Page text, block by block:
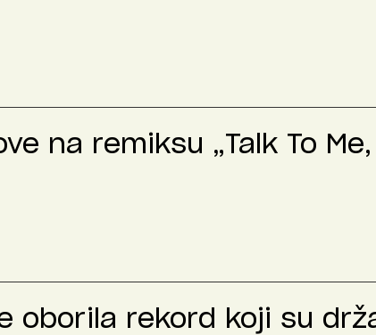
na remiksu „Talk To Me,
oborila rekord koji su